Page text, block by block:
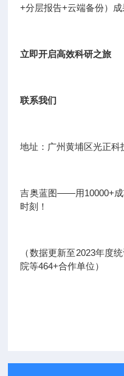
+分层报告+云端备份）成
立即开启高效科研之旅
联系我们
地址：广州黄埔区光正科
吉奥蓝图——用10000+成
时刻！
（数据更新至2023年度
院等464+合作单位）